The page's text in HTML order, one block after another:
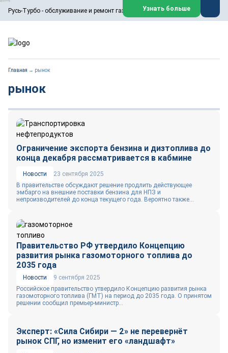
Русь-Турбо - обслуживание и ремонт газовых паровых турбин
ООО «Русь-Турбо» занимается сервисом газовых и паровых
турбин, комплексным ремонтом, восстановлением,
техническим обслуживанием оборудования ТЭС,
работают на нефтегазовых, нефтехимических,
металлургических и других предприятиях.
Реклама. ООО «Русь-Турбо», ИНН 7802588950
Узнать больше
Главная → рынок
рынок
Ограничение экспорта бензина и дизтоплива до
конца декабря рассматривается в кабмине
Новости
23 сентября 2025
В правительстве обсуждают решение продлить действующее
эмбарго на внешние поставки бензина для НПЗ и
непроизводителей до конца текущего года. Вероятно также...
Правительство РФ утвердило Концепцию
развития рынка газомоторного топлива до
2035 года
Новости
9 сентября 2025
Российское правительство утвердило Концепцию развития рынка
газомоторного топлива (ГМТ) на период до 2035 года. О принятом
решении сообщил премьер-министр...
Эксперт: «Сила Сибири — 2» не перевернёт
рынок СПГ, но изменит его «ландшафт»